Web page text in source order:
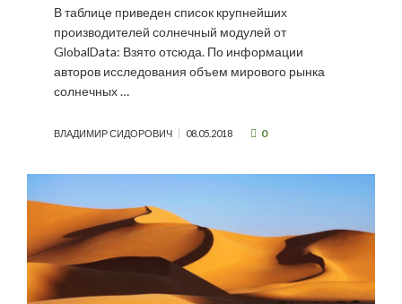
В таблице приведен список крупнейших
производителей солнечный модулей от
GlobalData: Взято отсюда. По информации
авторов исследования объем мирового рынка
солнечных …
ВЛАДИМИР СИДОРОВИЧ 08.05.2018 0